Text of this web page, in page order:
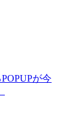
が今